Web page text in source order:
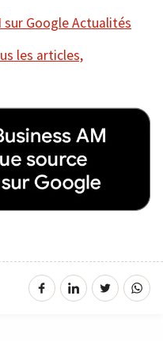
sur Google Actualités
les articles,